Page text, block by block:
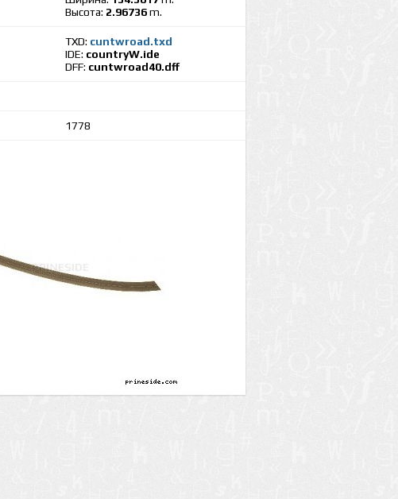
Высота: 2.96736m.
TXD: cuntwroad.txd
IDE: countryW.ide
DFF: cuntwroad40.dff
1778